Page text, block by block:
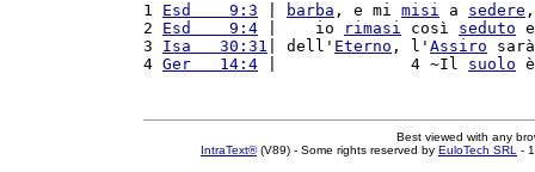
1 Esd    9:3 barba , e mi misi a sedere
2 Esd    9:4 |    io rimasi così seduto
3 Isa   30:31 | dell' Eterno , l' Assiro
4 Ger   14:4 |              4 ~Il suolo
Best viewed with any
IntraText®(V89) - Some rights reserved by EuloTech SRL -